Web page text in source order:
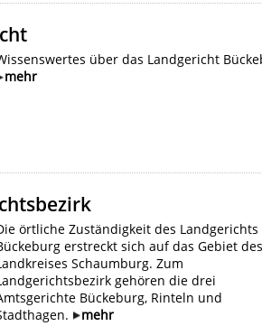
über das Landgericht
mehr
örtliche Zuständigkeit des Landgerichts
erstreckt sich auf das Gebiet des
Schaumburg. Zum
gehören die drei
Bückeburg, Rinteln und
mehr